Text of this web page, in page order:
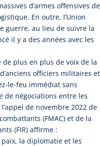
d’armes offensives de
En outre, l’Union
guerre, au lieu de suivre la
il y a des années avec les
plus en plus de voix de la
officiers militaires et
le-feu immédiat sans
de négociations entre les
de novembre 2022 de
(FMAC) et de la
(FIR) affirme :
la diplomatie et les